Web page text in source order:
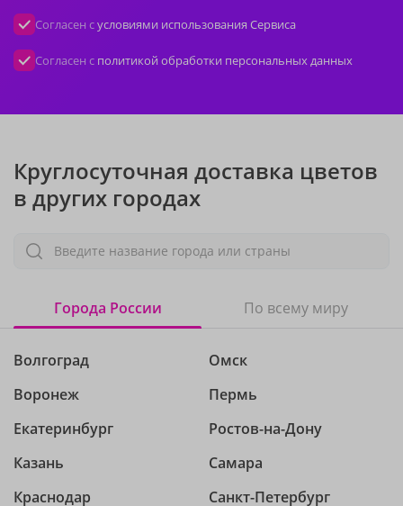
Согласен сусловиями использования Сервиса
Согласен с политикой обработки персональных данных
Круглосуточная доставка цветов
в других городах
Введите название города или страны
Города России По всему миру
Волгоград
Воронеж
Екатеринбург
Казань
Краснодар
Омск
Пермь
Ростов-на-Дону
Самара
Санкт-Петербург